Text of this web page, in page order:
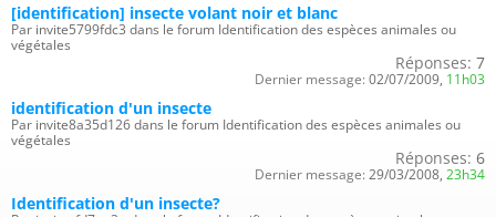
[identification] insecte volant noir et blanc
Par invite5799fdc3 dans le forum Identification des espèces animales ou
végétales
Réponses: 7
Dernier message: 02/07/2009, 11h03
identification d'un insecte
Par invite8a35d126 dans le forum Identification des espèces animales ou
végétales
Réponses: 6
Dernier message: 29/03/2008, 23h34
Identification d'un insecte?